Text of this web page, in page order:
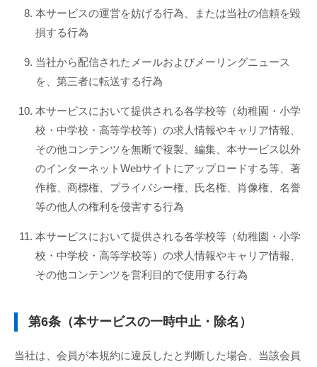
本サービスの運営を妨げる行為、または当社の信頼を毀
損する行為
当社から配信されたメールおよびメーリングニュース
を、第三者に転送する行為
本サービスにおいて提供される各学校等（幼稚園・小学
校・中学校・高等学校等）の求人情報やキャリア情報、
その他コンテンツを無断で複製、編集、本サービス以外
のインターネットWebサイトにアップロードする等、著
作権、商標権、プライバシー権、氏名権、肖像権、名誉
等の他人の権利を侵害する行為
本サービスにおいて提供される各学校等（幼稚園・小学
校・中学校・高等学校等）の求人情報やキャリア情報、
その他コンテンツを営利目的で使用する行為
第6条（本サービスの一時中止・除名）
当社は、会員が本規約に違反したと判断した場合、当該会員